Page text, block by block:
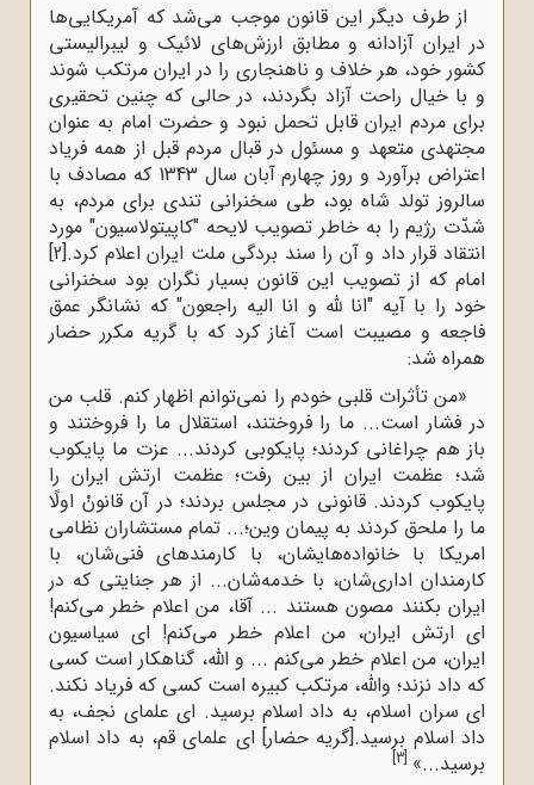
از طرف دیگر این قانون موجب می‌شد که آمریکایی‌ها
در ایران آزادانه و مطابق ارزش‌های لائیک و لیبرالیستی
کشور خود، هر خلاف و ناهنجاری را در ایران مرتکب شوند
و با خیال راحت آزاد بگردند، در حالی که چنین تحقیری
برای مردم ایران قابل تحمل نبود و حضرت امام به عنوان
مجتهدی متعهد و مسئول در قبال مردم قبل از همه فریاد
اعتراض برآورد و روز چهارم آبان سال 1343 که مصادف با
سالروز تولد شاه بود، طی سخنرانی تندی برای مردم، به
شدّت رژیم را به خاطر تصویب لایحه "کاپیتولاسیون" مورد
انتقاد قرار داد و آن را سند بردگی ملت ایران اعلام کرد.[2]
امام که از تصویب این قانون بسیار نگران بود سخنرانی
خود را با آیه "انا للَّه و انا الیه راجعون‌" که نشانگر عمق
فاجعه و مصیبت است آغاز کرد که با گریه مکرر حضار
همراه شد:
«من تأثرات قلبى خودم را نمى‌توانم اظهار کنم. قلب من
در فشار است... ما را فروختند، استقلال ما را فروختند و
باز هم چراغانى کردند؛ پایکوبى کردند... عزت ما پایکوب
شد؛ عظمت ایران از بین رفت؛ عظمت ارتش ایران را
پایکوب کردند. قانونى در مجلس بردند؛ در آن قانونْ اولًا
ما را ملحق کردند به پیمان وین؛... تمام مستشاران نظامى
امریکا با خانواده‌هایشان، با کارمندهاى فنى‌شان، با
کارمندان اداری‌شان، با خدمه‌شان... از هر جنایتى که در
ایران بکنند مصون هستند ... آقا، من اعلام خطر مى‌کنم!
اى ارتش ایران، من اعلام خطر مى‌کنم! اى سیاسیون
ایران، من اعلام خطر مى‌کنم ... و اللَّه، گناهکار است کسى
که داد نزند؛ واللَّه، مرتکب کبیره است کسى که فریاد نکند.
اى سران اسلام، به داد اسلام برسید. اى علماى نجف، به
داد اسلام برسید.[گریه حضار] اى علماى قم، به داد اسلام
برسید...» [3]